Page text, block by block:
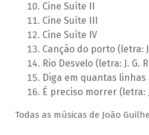
Cine Suíte II
Cine Suíte III
Cine Suíte IV
Canção do porto (letra:
Rio Desvelo (letra: J. G.
Diga em quantas linhas
É preciso morrer (letra:
Todas as músicas de João